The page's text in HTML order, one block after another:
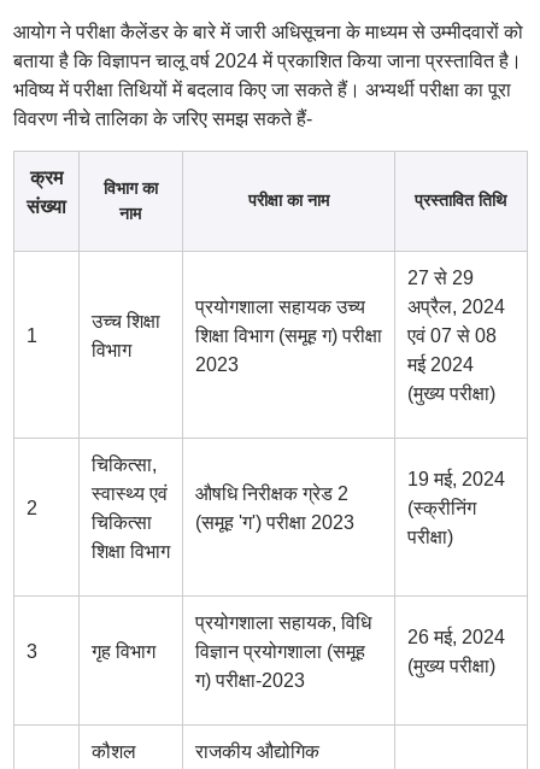
आयोग ने परीक्षा कैलेंडर के बारे में जारी अधिसूचना के माध्यम से उम्मीदवारों को
बताया है कि विज्ञापन चालू वर्ष 2024 में प्रकाशित किया जाना प्रस्तावित है।
भविष्य में परीक्षा तिथियों में बदलाव किए जा सकते हैं। अभ्यर्थी परीक्षा का पूरा
विवरण नीचे तालिका के जरिए समझ सकते हैं-
क्रम
संख्या
विभाग का
नाम
परीक्षा का नाम प्रस्तावित तिथि
1
उच्च शिक्षा
विभाग
प्रयोगशाला सहायक उच्य
शिक्षा विभाग (समूह ग) परीक्षा
2023
27 से 29
अप्रैल, 2024
एवं 07 से 08
मई 2024
(मुख्य परीक्षा)
2
चिकित्सा,
स्वास्थ्य एवं
चिकित्सा
शिक्षा विभाग
औषधि निरीक्षक ग्रेड 2
(समूह 'ग') परीक्षा 2023
19 मई, 2024
(स्क्रीनिंग
परीक्षा)
3 गृह विभाग
प्रयोगशाला सहायक, विधि
विज्ञान प्रयोगशाला (समूह
ग) परीक्षा-2023
26 मई, 2024
(मुख्य परीक्षा)
कौशल
राजकीय औद्योगिक